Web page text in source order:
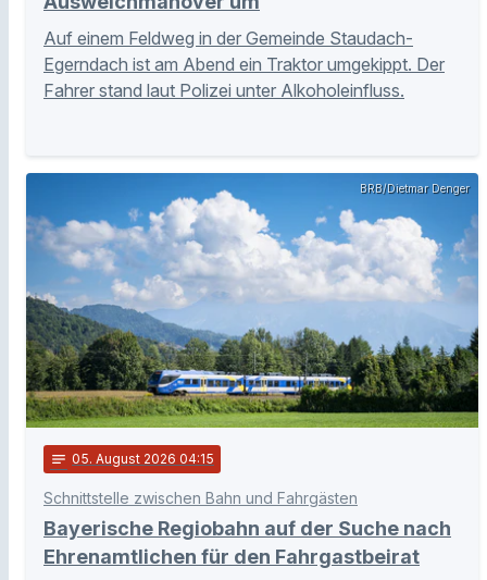
Auf einem Feldweg in der Gemeinde Staudach-
Egerndach ist am Abend ein Traktor umgekippt. Der
Fahrer stand laut Polizei unter Alkoholeinfluss.
BRB/Dietmar Denger
notes 05. August 2026 04:15
Schnittstelle zwischen Bahn und Fahrgästen
Bayerische Regiobahn auf der Suche nach
Ehrenamtlichen für den Fahrgastbeirat